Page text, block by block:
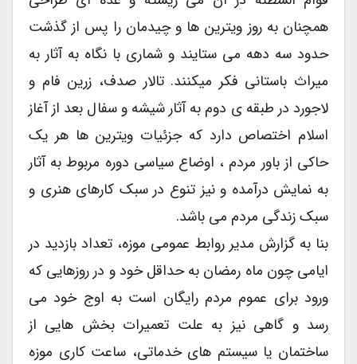
همچنان به روز ویترین ها و چیدمان را پس از گذشت
حدود سه دهه می ستایند و شماری با نگاه به آثار به
میراث باستانی فکر میکنند. تالار صدف، زرین فام و
لاجورد در طبقه ی دوم به آثار شیشه و سفال بعد از آغاز
اسلام اختصاص دارد که جزئیات ویترین ها هر یک
حاکی از باور مردم ، اوضاع سیاسی دوره مربوط به آثار
به نمایش درآمده و نیز تنوع در سبک کارهای هنری و
سبک زندگی مردم می باشد.
بنا به گزارش مدیر روابط عمومی موزه، تعداد بازدید در
ایامی چون ماه رمضان به حداقل خود و در روزهایی که
ورود برای عموم مردم رایگان است به اوج خود می
رسد و گاهی نیز به علت تعمیرات بخش هایی از
ساختمان یا سیستم های خدماتی، ساعت کاری موزه